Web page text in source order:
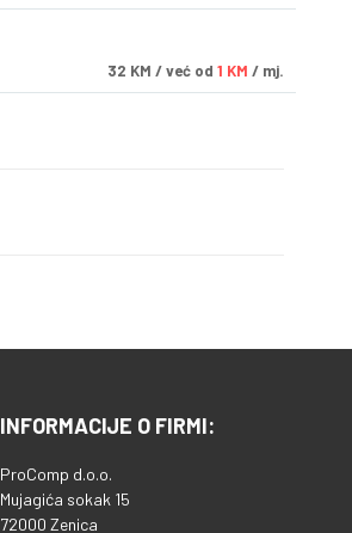
32 KM / već od 1 KM / mj.
INFORMACIJE O FIRMI:
ProComp d.o.o.
Mujagića sokak 15
72000 Zenica